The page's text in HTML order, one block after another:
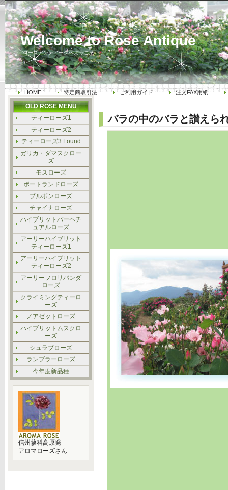
Welcome to Rose Antique
ローズアンティークへようこそ
HOME 特定商取引法 ご利用ガイド 注文FAX用紙
バラの中のバラと讃えら
OLD ROSE MENU
ティーローズ1
ティーローズ2
ティーローズ3 Found
ガリカ・ダマスクロー
ズ
モスローズ
ポートランドローズ
ブルボンローズ
チャイナローズ
ハイブリットパーペチ
ュアルローズ
アーリーハイブリット
ティーローズ1
アーリーハイブリット
ティーローズ2
アーリーフロリバンダ
ローズ
クライミングティーロ
ーズ
ノアゼットローズ
ハイブリットムスクロ
ーズ
シュラブローズ
ランブラーローズ
今年度新品種
信州蓼科高原発
アロマローズさん